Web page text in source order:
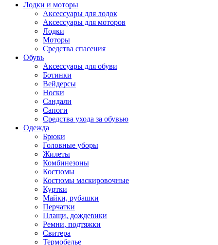
Лодки и моторы
Аксессуары для лодок
Аксессуары для моторов
Лодки
Моторы
Средства спасения
Обувь
Аксессуары для обуви
Ботинки
Вейдерсы
Носки
Сандали
Сапоги
Средства ухода за обувью
Одежда
Брюки
Головные уборы
Жилеты
Комбинезоны
Костюмы
Костюмы маскировочные
Куртки
Майки, рубашки
Перчатки
Плащи, дождевики
Ремни, подтяжки
Свитера
Термобелье